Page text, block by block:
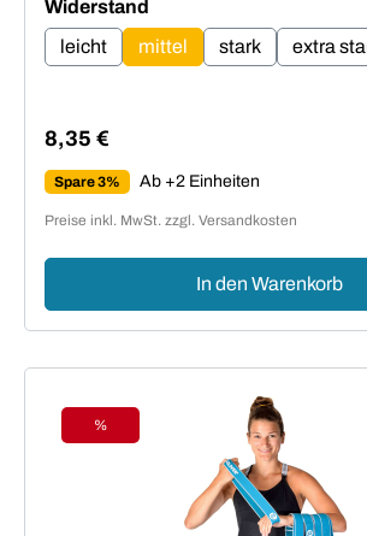
Widerstand
leicht
mittel stark extra
Regulärer Preis:
8,35 €
Spare 3% Ab +2 Einheiten
Preise inkl. MwSt. zzgl. Versandkosten
In den Warenkorb
Rabatt
%